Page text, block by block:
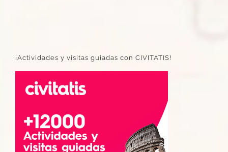
¡Actividades y visitas guiadas con CIVITATIS!